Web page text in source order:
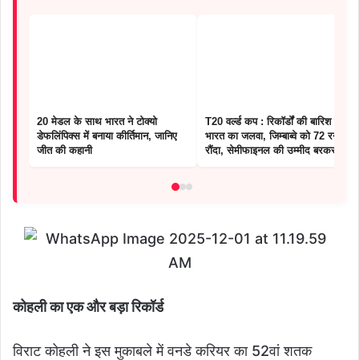
20 मेडल के साथ भारत ने टोक्यो
डेफलिंपिक्स में बनाया कीर्तिमान, जानिए
जीत की कहानी
T20 वर्ल्ड कप : रिकॉर्डों की बारिश में
भारत का जलवा, जिम्बाब्वे को 72 रन से
रौंदा, सेमीफाइनल की उम्मीद बरकरार
कोहली का एक और बड़ा रिकॉर्ड
विराट कोहली ने इस मुकाबले में वनडे करियर का 52वां शतक